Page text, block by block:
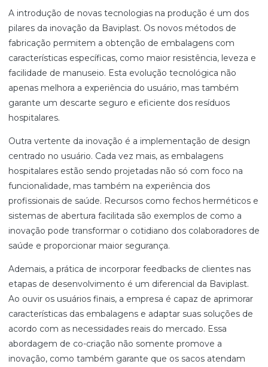
A introdução de novas tecnologias na produção é um dos
pilares da inovação da Baviplast. Os novos métodos de
fabricação permitem a obtenção de embalagens com
características específicas, como maior resistência, leveza e
facilidade de manuseio. Esta evolução tecnológica não
apenas melhora a experiência do usuário, mas também
garante um descarte seguro e eficiente dos resíduos
hospitalares.
Outra vertente da inovação é a implementação de design
centrado no usuário. Cada vez mais, as embalagens
hospitalares estão sendo projetadas não só com foco na
funcionalidade, mas também na experiência dos
profissionais de saúde. Recursos como fechos herméticos e
sistemas de abertura facilitada são exemplos de como a
inovação pode transformar o cotidiano dos colaboradores de
saúde e proporcionar maior segurança.
Ademais, a prática de incorporar feedbacks de clientes nas
etapas de desenvolvimento é um diferencial da Baviplast.
Ao ouvir os usuários finais, a empresa é capaz de aprimorar
características das embalagens e adaptar suas soluções de
acordo com as necessidades reais do mercado. Essa
abordagem de co-criação não somente promove a
inovação, como também garante que os sacos atendam